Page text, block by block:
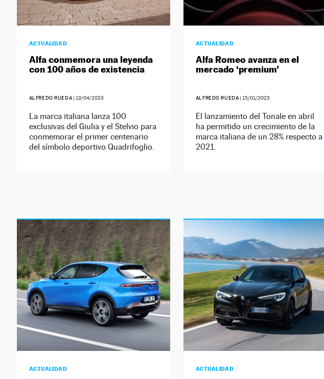
ACTUALIDAD
Alfa conmemora una leyenda
con 100 años de existencia
ALFREDO RUEDA | 13/04/2023
La marca italiana lanza 100
exclusivas del Giulia y el Stelvio para
conmemorar el primer centenario
del símbolo deportivo Quadrifoglio.
ACTUALIDAD
Alfa Romeo avanza en el
mercado ‘premium’
ALFREDO RUEDA | 15/01/2023
El lanzamiento del Tonale en abril
ha permitido un crecimiento de la
marca italiana de un 28% respecto a
2021.
ACTUALIDAD ACTUALIDAD